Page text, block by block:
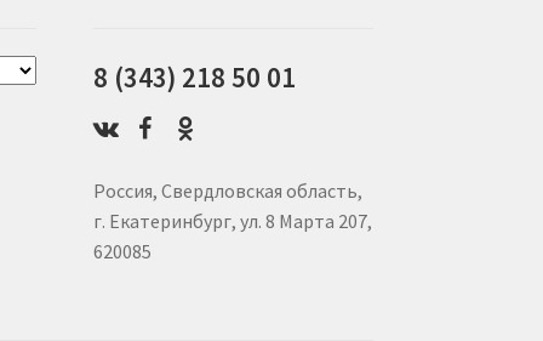
8 (343) 218 50 01
Россия, Свердловская область,
г. Екатеринбург, ул. 8 Марта 207,
620085